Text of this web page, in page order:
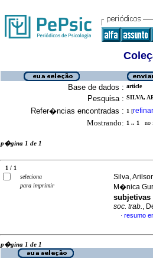
Base de dados : article
Pesquisa : SILVA,
Refer�ncias encontradas : 1 [refinar
Mostrando: 1 .. 1 no
p�gina 1 de 1
1 / 1
seleciona
para imprimir
Silva,
M�nica
subjetivas
soc. trab.,
· resumo
p�gina 1 de 1